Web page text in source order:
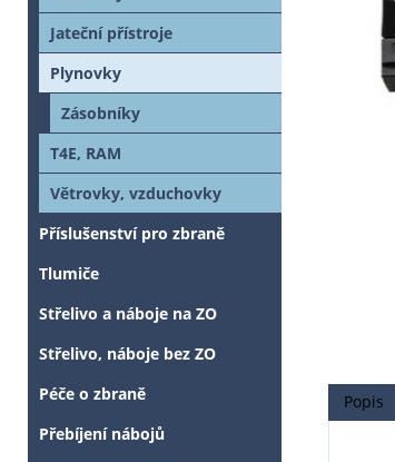
Popis
Jateční přístroje
Plynovky
Zásobníky
T4E, RAM
Větrovky, vzduchovky
Příslušenství pro zbraně
Tlumiče
Střelivo a náboje na ZO
Střelivo, náboje bez ZO
Péče o zbraně
Přebíjení nábojů